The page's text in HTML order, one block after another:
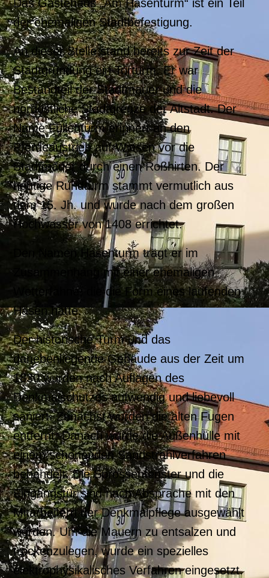
Das Gästehaus „Am Hasenturm“ ist ein Teil
der ehemaligen Stadtbefestigung.
An dieser Stelle stand bereits zur Zeit der
Stadtgründung ein Torturm. Er war
Bestandteil der Stadtmauer und die
nordöstliche Stadtgrenze der Altstadt. Der
Name Füllenturm erinnert an den
Pferdeaustrieb auf Wiesen vor die
Stadtmauer durch einen Roßhirten. Der
heutige Rundturm stammt vermutlich aus
dem 15. Jh. und wurde nach dem großen
Hochwasser von 1408 errichtet.
Den Namen Hasenturm trägt er im
Zusammenhang mit einer ehemaligen
Wetterfahne, die die Form eines laufenden
Hasen hatte.
Der historische Turm und das
danebenliegende Gebäude aus der Zeit um
1830 wurden nach Auflagen des
Denkmalschutzes aufwendig und liebevoll
saniert. Zunächst wurden die alten Fugen
entfernt. Danach wurde die Außenhülle mit
einem schonenden Sandstrahlverfahren
behandelt. Die Sprossenfenster und die
Eingangstür sind nach Absprache mit den
Mitarbeitern der Denkmalpflege ausgewählt
worden. Um die Mauern zu entsalzen und
trockenzulegen, wurde ein spezielles
elektrophysikalisches Verfahren eingesetzt.